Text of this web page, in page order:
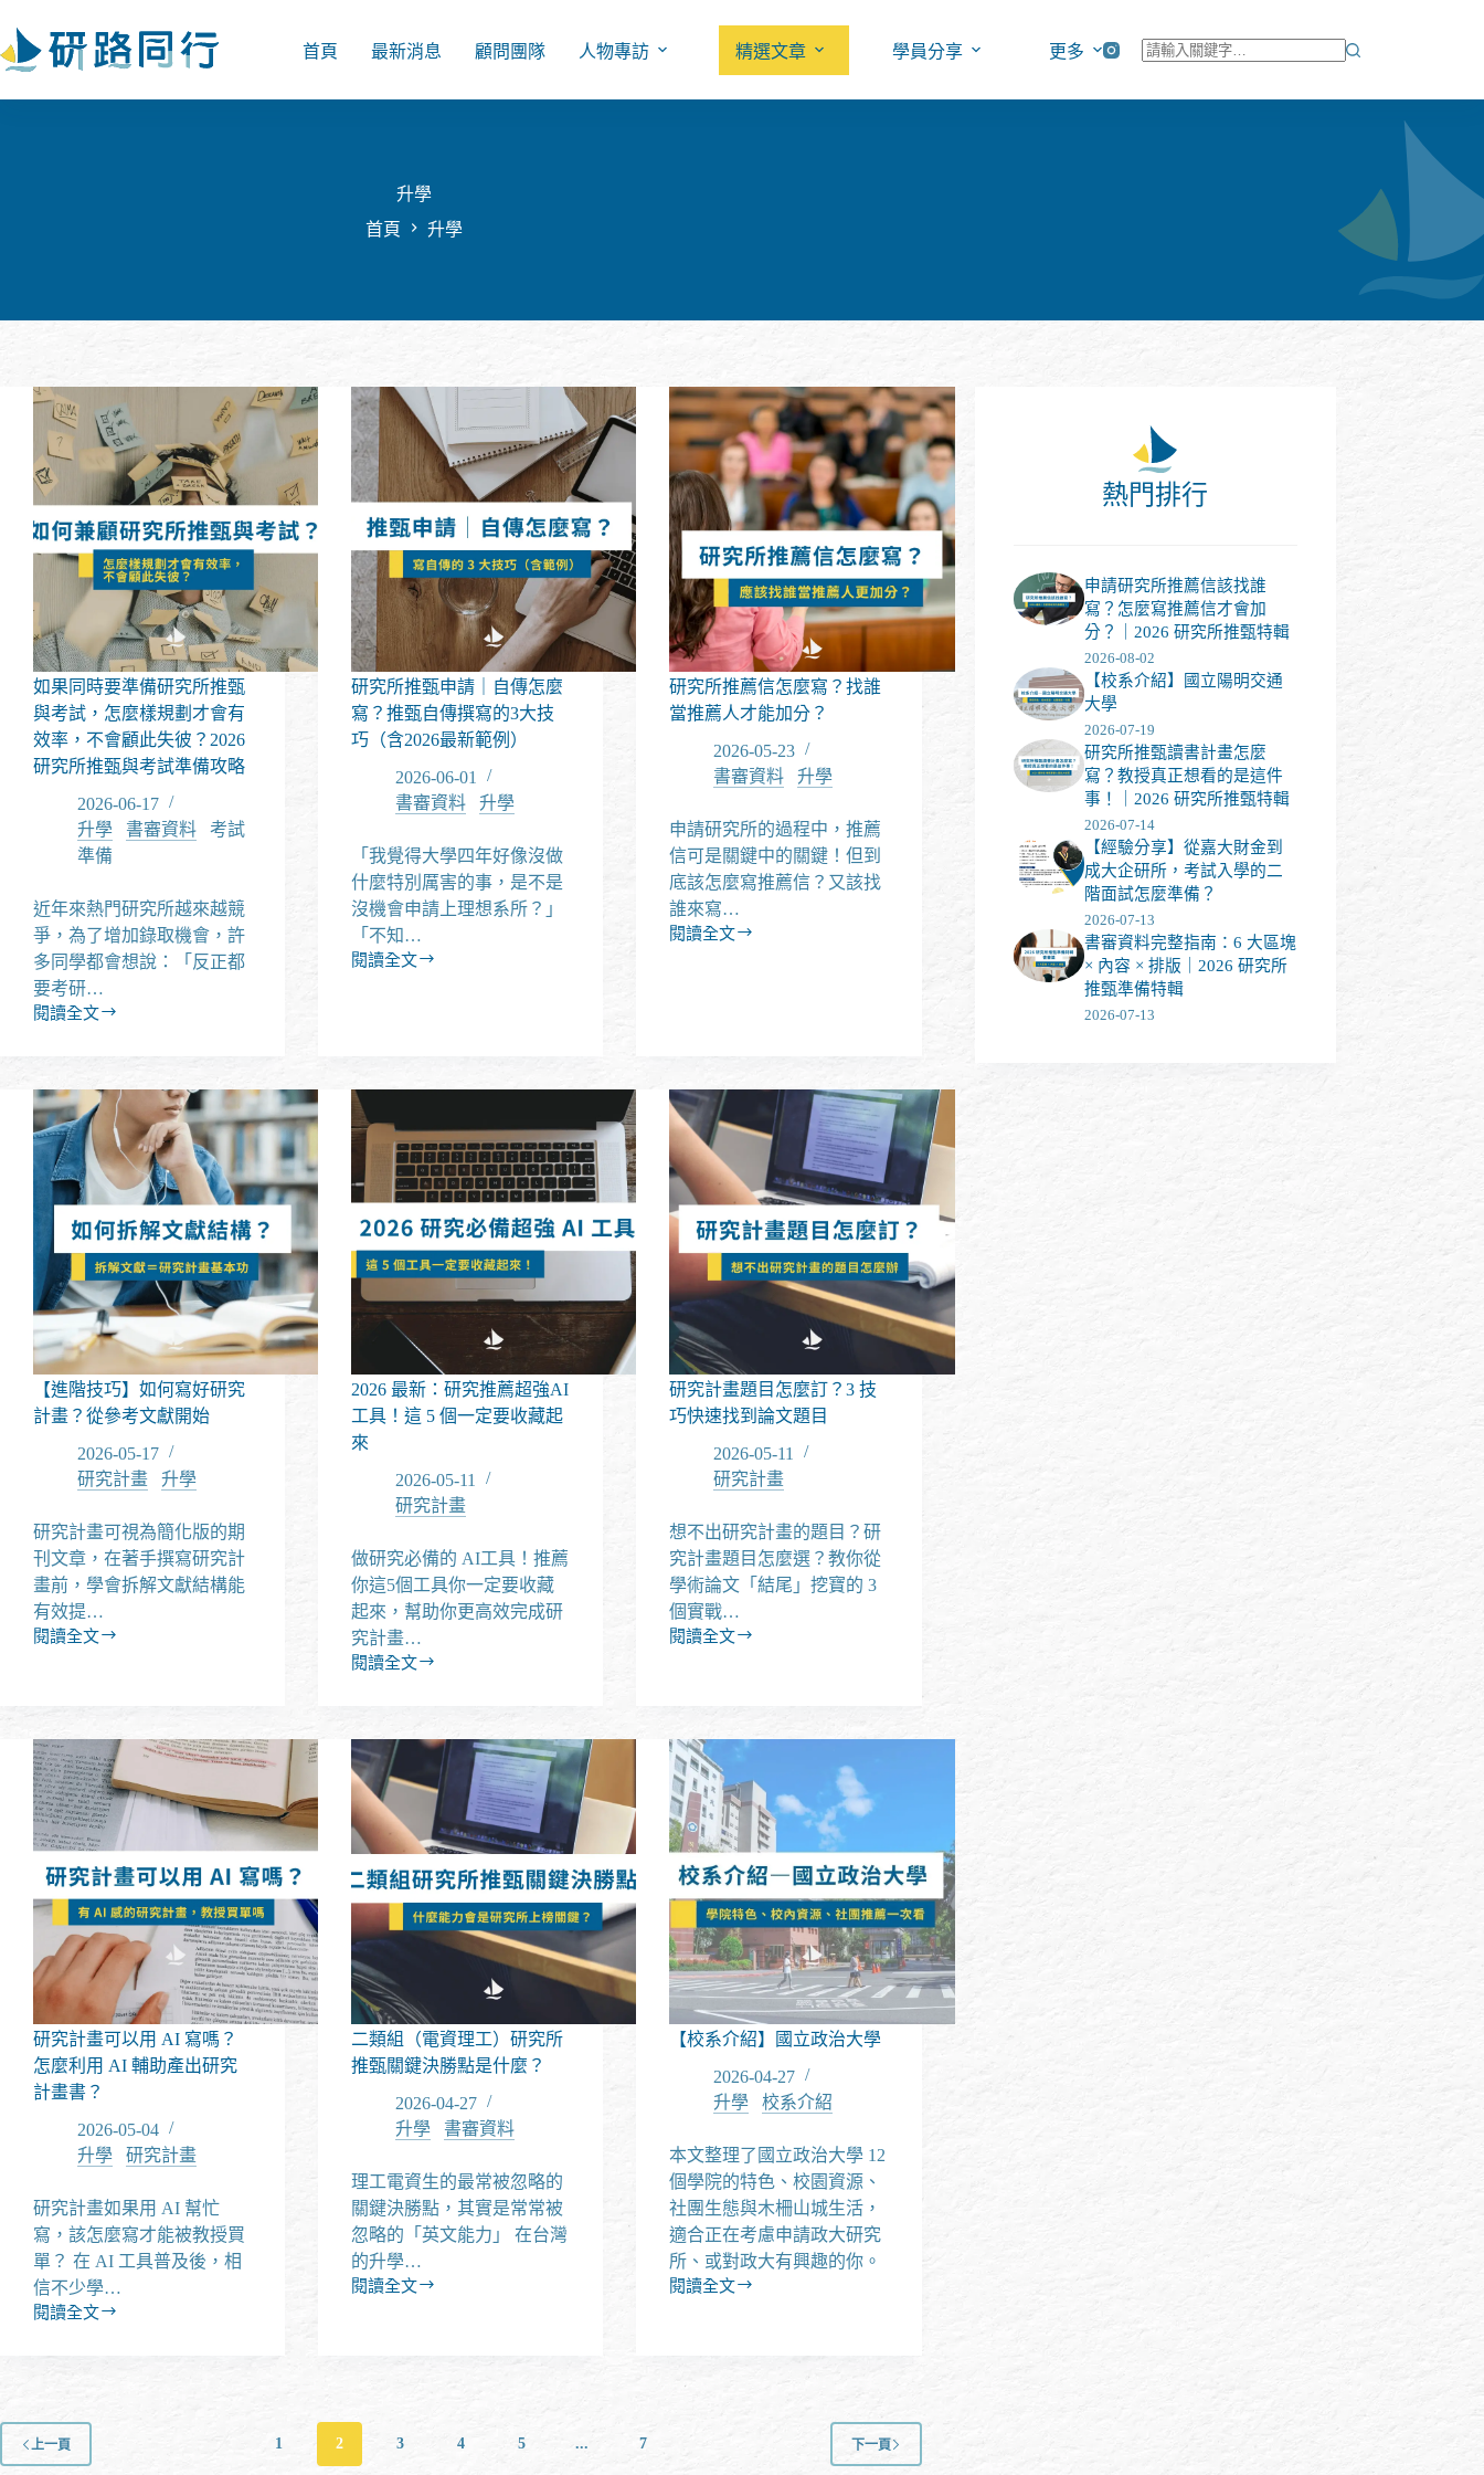
至
主
首頁 最新消息 顧問團隊 人物專訪 精選文章 學員分享
更多
不
升學
首頁
升學
如果同時要準備研究所推甄
與考試，怎麼樣規劃才會有
效率，不會顧此失彼？2026
研究所推甄與考試準備攻略
2026-06-17
升學
書審資料
考試
準備
近年來熱門研究所越來越競
爭，為了增加錄取機會，許
多同學都會想說：「反正都
要考研…
閱讀全文
如
時
要
準
推
甄
與
試，
怎
麼
樣
有
效
率，
不
會
顧
2026
研
究
所
推
甄
與
考
備
攻
研究所推甄申請｜自傳怎麼
寫？推甄自傳撰寫的3大技
巧（含2026最新範例）
2026-06-01
書審資料 /升學
「我覺得大學四年好像沒做
什麼特別厲害的事，是不是
沒機會申請上理想系所？」
「不知…
閱讀全文
研
申
請
｜
自
傳
怎
麼
寫？
推
甄
自
寫
的
3
大
最
新
範
例）
研究所推薦信怎麼寫？找誰
當推薦人才能加分？
2026-05-23
書審資料 /升學
申請研究所的過程中，推薦
信可是關鍵中的關鍵！但到
底該怎麼寫推薦信？又該找
誰來寫…
閱讀全文
研
麼
寫？
找
誰
推
薦
人
才
能
加
分？
【進階技巧】如何寫好研究
計畫？從參考文獻開始
2026-05-17
研究計畫
升學
研究計畫可視為簡化版的期
刊文章，在著手撰寫研究計
畫前，學會拆解文獻結構能
有效提…
閱讀全文
【進
如
何
寫
好
研
究
計
畫？
考
文
開
始
2026 最新：研究推薦超強AI
工具！這 5 個一定要收藏起
來
2026-05-11
研究計畫
做研究必備的 AI工具！推薦
你這5個工具你一定要收藏
起來，幫助你更高效完成研
究計畫…
閱讀全文
2026
研
究
推
薦
超
強
AI
具！
這
5
個
一
定
要
收
研究計畫題目怎麼訂？3 技
巧快速找到論文題目
2026-05-11
研究計畫
想不出研究計畫的題目？研
究計畫題目怎麼選？教你從
學術論文「結尾」挖寶的 3
個實戰…
閱讀全文
研
題
目
怎
麼
訂？
3
技
巧
速
找
到
文
研究計畫可以用 AI 寫嗎？
怎麼利用 AI 輔助產出研究
計畫書？
2026-05-04
升學
研究計畫
研究計畫如果用 AI 幫忙
寫，該怎麼寫才能被教授買
單？ 在 AI 工具普及後，相
信不少學…
閱讀全文
研
以
用
二類組（電資理工）研究所
推甄關鍵決勝點是什麼？
2026-04-27
升學
書審資料
理工電資生的最常被忽略的
關鍵決勝點，其實是常常被
忽略的「英文能力」 在台灣
的升學…
閱讀全文
二
【校系介紹】國立政治大學
2026-04-27
升學 /校系介紹
本文整理了國立政治大學 12
個學院的特色、校園資源、
社團生態與木柵山城生活，
適合正在考慮申請政大研究
所、或對政大有興趣的你。
閱讀全文
【校
國
上一頁 1 2 3 4 5 ... 7 下一頁
熱門排行
申請研究所推薦信該找誰
寫？怎麼寫推薦信才會加
分？｜2026 研究所推甄特輯
2026-08-02
【校系介紹】國立陽明交通
大學
2026-07-19
研究所推甄讀書計畫怎麼
寫？教授真正想看的是這件
事！｜2026 研究所推甄特輯
2026-07-14
【經驗分享】從嘉大財金到
成大企研所，考試入學的二
階面試怎麼準備？
2026-07-13
書審資料完整指南：6 大區塊
× 內容 × 排版｜2026 研究所
推甄準備特輯
2026-07-13